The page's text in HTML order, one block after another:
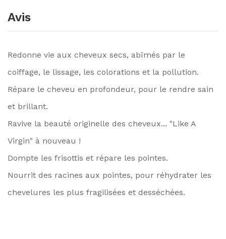
Avis
Redonne vie aux cheveux secs, abîmés par le
coiffage, le lissage, les colorations et la pollution.
Répare le cheveu en profondeur, pour le rendre sain
et brillant.
Ravive la beauté originelle des cheveux... "Like A
Virgin" à nouveau !
Dompte les frisottis et répare les pointes.
Nourrit des racines aux pointes, pour réhydrater les
chevelures les plus fragilisées et desséchées.